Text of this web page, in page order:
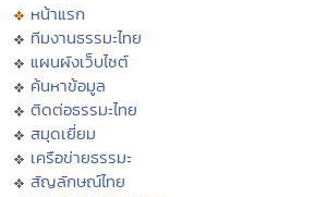
หน้าแรก
ทีมงานธรรมะไทย
แผนผังเว็บไซต์
ค้นหาข้อมูล
ติดต่อธรรมะไทย
สมุดเยี่ยม
เครือข่ายธรรมะ
สัญลักษณ์ไทย